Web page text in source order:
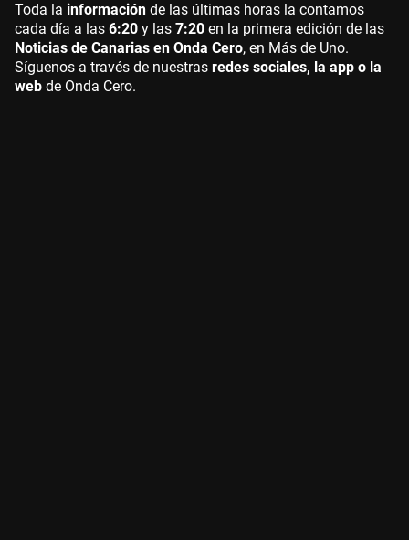
Toda la información de las últimas horas la contamos
cada día a las 6:20 y las 7:20 en la primera edición de las
Noticias de Canarias en Onda Cero, en Más de Uno.
Síguenos a través de nuestras redes sociales, la app o la
web de Onda Cero.